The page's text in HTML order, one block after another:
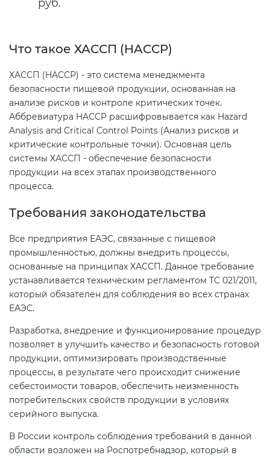
руб.
Что такое ХАССП (HACCP)
ХАССП (HACCP) - это система менеджмента
безопасности пищевой продукции, основанная на
анализе рисков и контроле критических точек.
Аббревиатура HACCP расшифровывается как Hazard
Analysis and Critical Control Points (Анализ рисков и
критические контрольные точки). Основная цель
системы ХАССП - обеспечение безопасности
продукции на всех этапах производственного
процесса.
Требования законодательства
Все предприятия ЕАЭС, связанные с пищевой
промышленностью, должны внедрить процессы,
основанные на принципах ХАССП. Данное требование
устанавливается техническим регламентом ТС 021/2011,
который обязателен для соблюдения во всех странах
ЕАЭС.
Разработка, внедрение и функционирование процедур
позволяет в улучшить качество и безопасность готовой
продукции, оптимизировать производственные
процессы, в результате чего происходит снижение
себестоимости товаров, обеспечить неизменность
потребительских свойств продукции в условиях
серийного выпуска.
В России контроль соблюдения требований в данной
области возложен на Роспотребнадзор, который в
товаров
Сертификация электротехники
Сертификация ресурсов
Остальное
БАДы
ТС 009)
Декларирование оборудования
по схеме 5Д (ТР ТС 010)
продукции (ТР ТС 021)
Декларирование алкогольной
Декларирование
электромагнитной
совместимости (ТР ТС 020)
Сертификация детских товаров
(ТР ТС 007)
Сертификация товаров легкой
промышленности (ТР ТС 017)
Сертификация промышленного
оборудования (ТР ТС 010)